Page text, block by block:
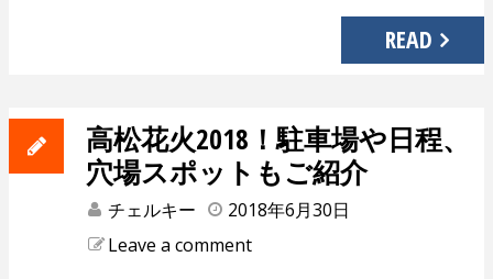
READ
高松花火2018！駐車場や日程、
穴場スポットもご紹介
チェルキー
2018年6月30日
Leave a comment